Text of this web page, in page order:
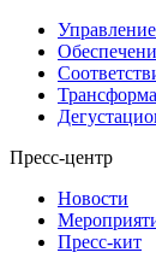
Пресс-центр
Новости
Пресс-кит